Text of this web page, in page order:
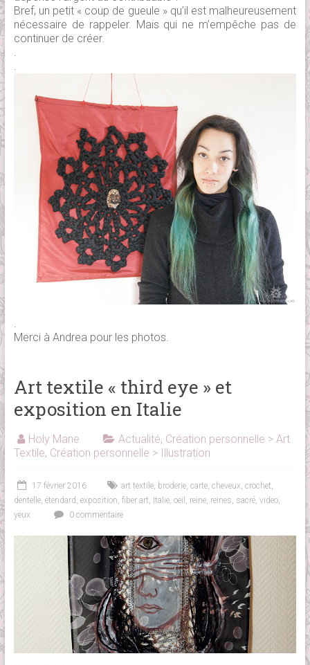
Bref, un petit « coup de gueule » qu’il est malheureusement
nécessaire de rappeler. Mais qui ne m’empêche pas de
continuer de créer.
.
.
.
Merci à Andrea pour les photos.
Art textile « third eye » et
exposition en Italie
Holy Mane Actualité, Création personnelle > Art
Textile, Création personnelle > Illustration
17 février 2016 art textile, broderie, carte, cheveux, crochet,
dentelle, étendard , exposition, fiber art, Italie, oeil , reine, reines, sacré, video,
yeux
0 commentaire